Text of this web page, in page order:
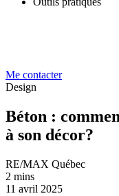
Me contacter
Design
Béton :
à son décor?
RE/MAX Québec
2 mins
11 avril 2025